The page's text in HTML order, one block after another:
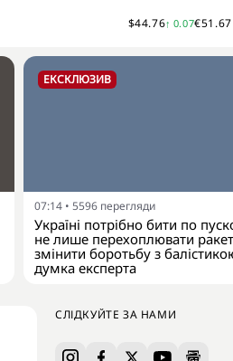
$44.76↑ 0.07€51.67
ЕКСКЛЮЗИВ
07:14 • 5596 перегляди
Україні потрібно бити по
не лише перехоплювати
змінити боротьбу з
думка експерта
СЛІДКУЙТЕ ЗА НАМИ